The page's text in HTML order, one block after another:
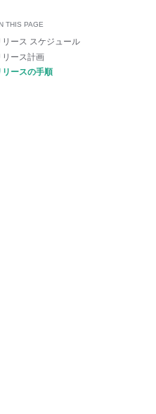
/ Auto color theme
THIS PAGE
リース スケジュール
リース計画
リースの手順